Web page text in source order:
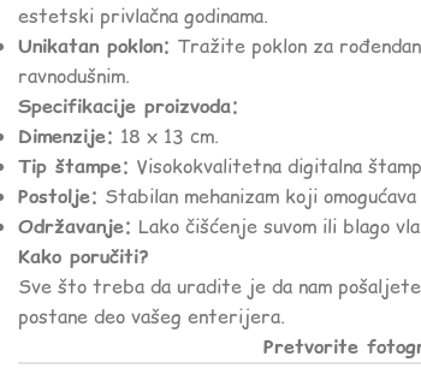
estetski privlačna godinama.
Unikatan poklon: Tražite poklon za
ravnodušnim.
Specifikacije proizvoda:
Dimenzije: 18 x 13 cm.
Tip štampe: Visokokvalitetna digitalna
Postolje: Stabilan mehanizam koji
Održavanje: Lako čišćenje suvom ili blago
Kako poručiti?
Sve što treba da uradite je da nam
postane deo vašeg enterijera.
Pretvorite